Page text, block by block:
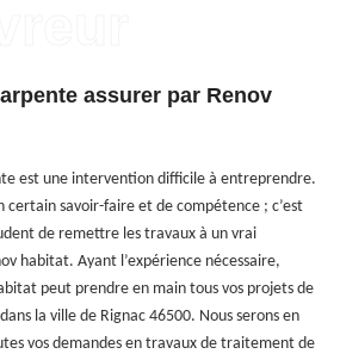
assurer par Renov
est une intervention difficile à entreprendre.
certain savoir-faire et de compétence ; c’est
de remettre les travaux à un vrai
habitat. Ayant l’expérience nécessaire,
peut prendre en main tous vos projets de
la ville de Rignac 46500. Nous serons en
vos demandes en travaux de traitement de